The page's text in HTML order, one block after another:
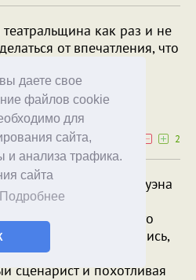
даете свое
файлов cookie
для
сайта,
и анализа трафика.
сайта
Подробнее
как раз и не
от впечатления, что
2
поводу Макса Мэллоуэна
в свете того, что
запрещено. И что
придать не попытались,
недоработали...
сценарист и похотливая